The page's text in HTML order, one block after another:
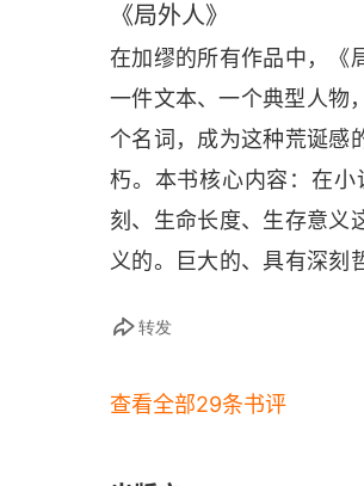
《局外人》
在加缪的所有作品中，《
一件文本、一个典型人物
个名词，成为这种荒诞感
朽。本书核心内容：在
刻、生命长度、生存意义
义的。巨大的、具有深刻
生都难以体会的幸福感
转发
查看全部29条书评